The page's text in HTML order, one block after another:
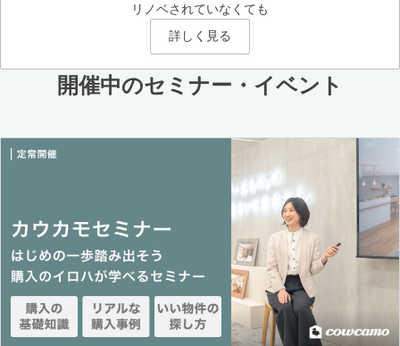
リノベされていなくても
詳しく見る
開催中のセミナー・イベント